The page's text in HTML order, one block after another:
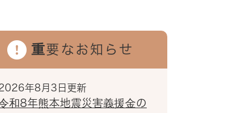
重要なお知らせ
年8月3日更新
和8年熊本地震災害義援金の